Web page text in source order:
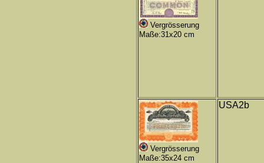
Vergrösserung
Maße:31x20 cm
Vergrösserung
Maße:35x24 cm
USA2b